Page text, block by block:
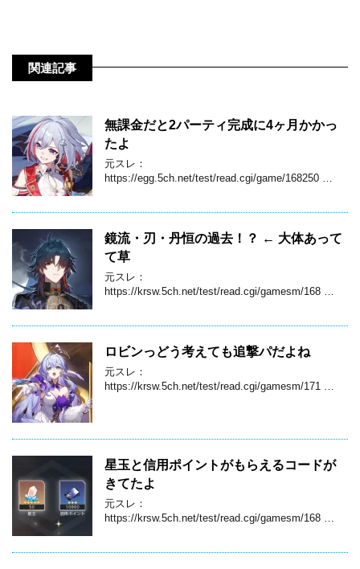
関連記事
無課金だと2パーティ完成に4ヶ月かかっ
たよ
元スレ：
https://egg.5ch.net/test/read.cgi/game/168250 …
鏡流・刃・丹恒の過去！？ ← 大体あって
て草
元スレ：
https://krsw.5ch.net/test/read.cgi/gamesm/168 …
ロビンっどう考えても追撃パだよね
元スレ：
https://krsw.5ch.net/test/read.cgi/gamesm/171 …
星玉と信用ポイントがもらえるコードが
きてたよ
元スレ：
https://krsw.5ch.net/test/read.cgi/gamesm/168 …